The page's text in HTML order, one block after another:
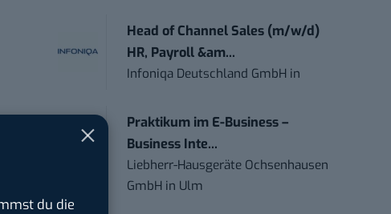
du die
Head of Channel Sales (m/w/d)
HR, Payroll &am...
Infoniqa Deutschland GmbH in
Praktikum im E-Business –
Business Inte...
Liebherr-Hausgeräte Ochsenhausen
GmbH in Ulm